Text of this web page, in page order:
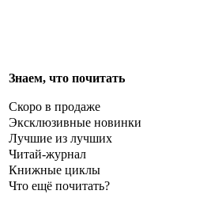
Знаем, что почитать
Скоро в продаже
Эксклюзивные новинки
Лучшие из лучших
Читай-журнал
Книжные циклы
Что ещё почитать?